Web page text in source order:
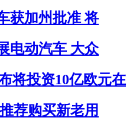
获加州批准 将
电动汽车 大众
将投资10亿欧元在
荐购买新老用